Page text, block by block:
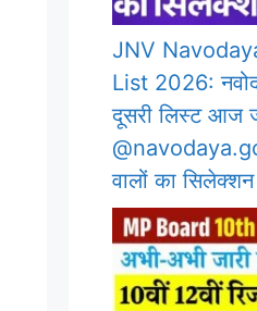
JNV
List 2026:
दूसरी लिस्ट आज
वालों का सिलेक्शन